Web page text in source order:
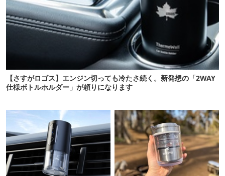
【さすがロゴス】エンジン切っても冷たさ続く。新発想の「2WAY
仕様ボトルホルダー」が頼りになります